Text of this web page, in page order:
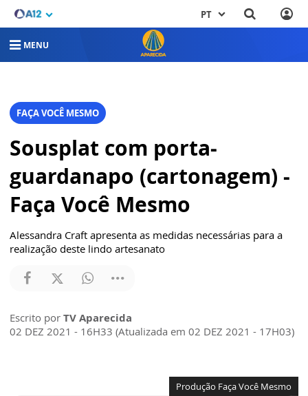
PT
MENU
FAÇA VOCÊ MESMO
Sousplat com porta-
guardanapo (cartonagem) -
Faça Você Mesmo
Alessandra Craft apresenta as medidas necessárias para a
realização deste lindo artesanato
Escrito por TV Aparecida
02 DEZ 2021 - 16H33 (Atualizada em 02 DEZ 2021 - 17H03)
Produção Faça Você Mesmo